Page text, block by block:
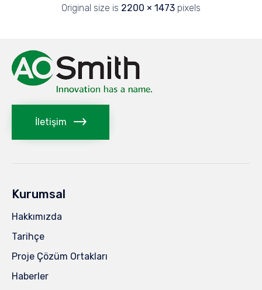
Original size is 2200 × 1473 pixels
İletişim
Kurumsal
Hakkımızda
Tarihçe
Proje Çözüm Ortakları
Haberler